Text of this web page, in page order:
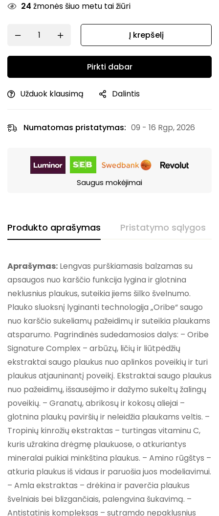
24 žmonės šiuo metu tai žiūri
Į krepšelį
Pirkti dabar
Užduok klausimą Dalintis
Numatomas pristatymas: 09 - 16 Rgp, 2026
Saugus mokėjimai
Produkto aprašymas Pristatymo sąlygos
Aprašymas: Lengvas purškiamasis balzamas su
apsaugos nuo karščio funkcija lygina ir glotnina
neklusnius plaukus, suteikia jiems šilko švelnumo.
Plauko sluoksnį lyginanti technologija „Oribe“ saugo
nuo karščio sukeliamų pažeidimų ir suteikia plaukams
atsparumo. Pagrindinės sudedamosios dalys: – Oribe
Signature Complex – arbūzų, ličių ir liūtpėdžių
ekstraktai saugo plaukus nuo aplinkos poveikių ir turi
plaukus atjauninantį poveikį. Ekstraktai saugo plaukus
nuo pažeidimų, išsausėjimo ir dažymo sukeltų žalingų
poveikių. – Granatų, abrikosų ir kokosų aliejai –
glotnina plaukų paviršių ir neleidžia plaukams veltis. –
Tropinių kinrožių ekstraktas – turtingas vitaminu C,
kuris užrakina drėgmę plaukuose, o atkuriantys
mineralai puikiai minkština plaukus. – Amino rūgštys –
atkuria plaukus iš vidaus ir paruošia juos modeliavimui.
– Amla ekstraktas – drėkina ir paverčia plaukus
švelniais bei blizgančiais, palengvina šukavimą. –
Antistatinis kompleksas – sutramdo nepaklusnius